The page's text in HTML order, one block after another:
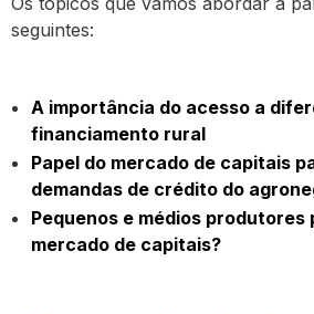
seguintes:
A importância do acesso a
financiamento rural
Papel do mercado de capitais
demandas de crédito do
Pequenos e médios produtores
mercado de capitais?